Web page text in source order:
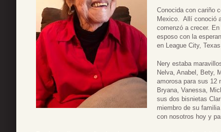
Conocida con cariño
Mexico. Allí conoció
comenzó a crecer.
esposo con la
en League City,
Nery estaba
Nelva, Anabel, Bety,
amorosa para sus 12
Bryana, Vanessa,
sus dos bisnietas
miembro de su
con nosotros hoy y